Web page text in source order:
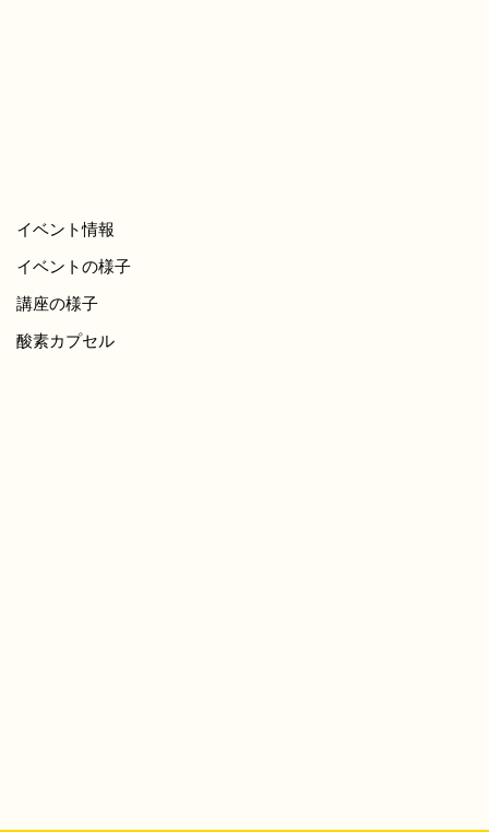
講座の様子
酸素カプセル